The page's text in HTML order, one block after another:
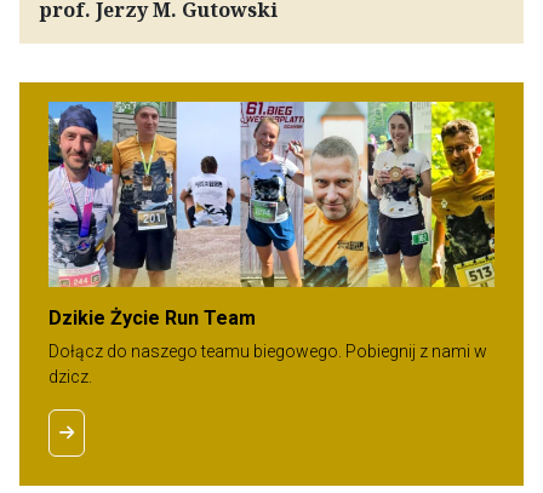
prof. Jerzy M. Gutowski
Dzikie Życie Run Team
Dołącz do naszego teamu biegowego. Pobiegnij z nami w
dzicz.